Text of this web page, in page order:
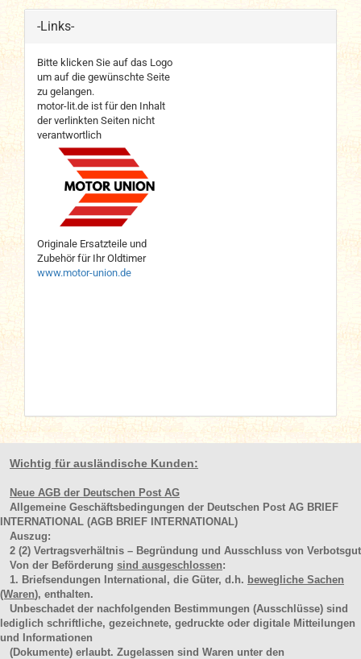
-Links-
Bitte klicken Sie auf das Logo
um auf die gewünschte Seite
zu gelangen.
motor-lit.de ist für den Inhalt
der verlinkten Seiten nicht
verantwortlich
Originale Ersatzteile und
Zubehör für Ihr Oldtimer
www.motor-union.de
Wichtig für ausländische Kunden:
Neue AGB der Deutschen Post AG
Allgemeine Geschäftsbedingungen der Deutschen Post AG BRIEF
INTERNATIONAL (AGB BRIEF INTERNATIONAL)
Auszug:
2 (2) Vertragsverhältnis – Begründung und Ausschluss von Verbotsgut
Von der Beförderung sind ausgeschlossen:
1. Briefsendungen International, die Güter, d.h. bewegliche Sachen
(Waren), enthalten.
Unbeschadet der nachfolgenden Bestimmungen (Ausschlüsse) sind
lediglich schriftliche, gezeichnete, gedruckte oder digitale Mitteilungen
und Informationen
(Dokumente) erlaubt. Zugelassen sind Waren unter den